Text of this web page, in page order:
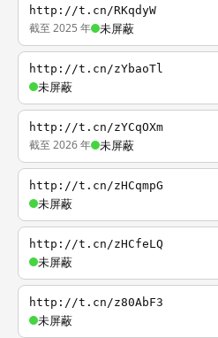
http://t.cn/RKqdyW
截至 2025 年 未屏蔽
http://t.cn/zYbaoTl
未屏蔽
http://t.cn/zYCqOXm
截至 2026 年 未屏蔽
http://t.cn/zHCqmpG
未屏蔽
http://t.cn/zHCfeLQ
未屏蔽
http://t.cn/z80AbF3
未屏蔽